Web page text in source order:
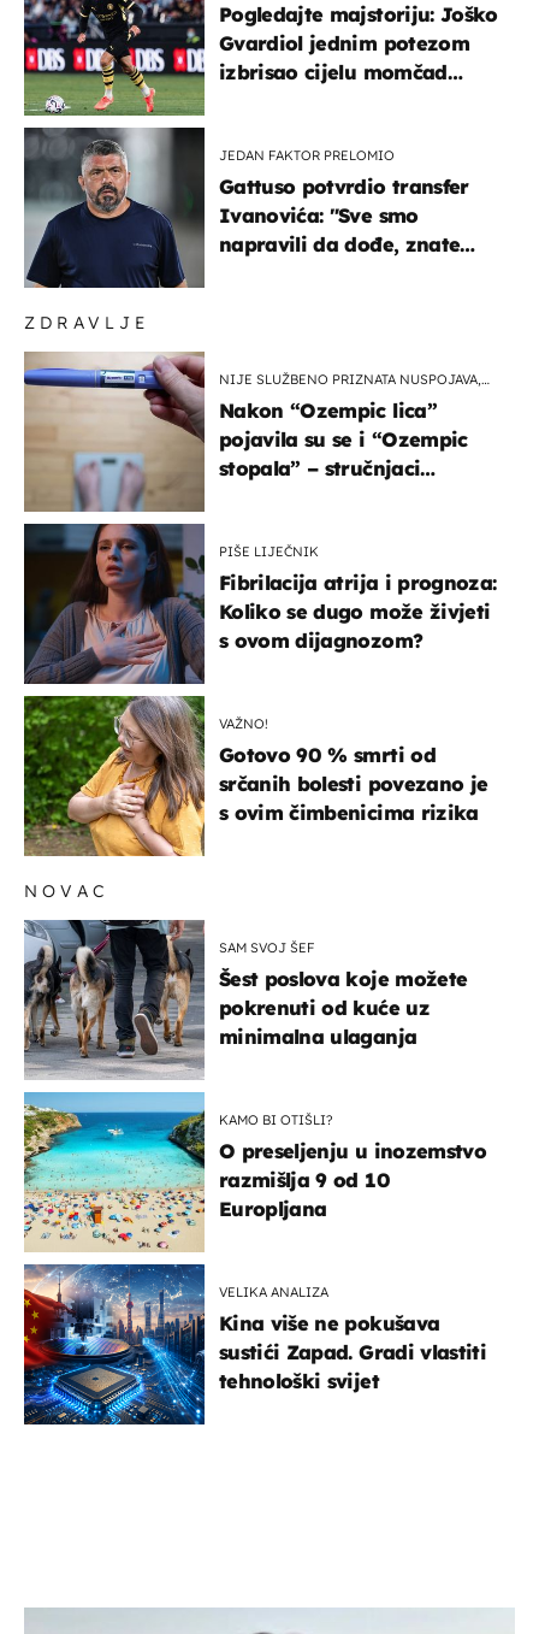
ZDRAVLJE
NIJE SLUŽBENO PRIZNATA NUSPOJAVA,
Nakon “Ozempic lica”
pojavila su se i “Ozempic
stopala” – stručnjaci
PIŠE LIJEČNIK
Fibrilacija atrija i prognoza:
Koliko se dugo može živjeti
s ovom dijagnozom?
VAŽNO!
Gotovo 90 % smrti od
srčanih bolesti povezano je
s ovim čimbenicima rizika
Pogledajte majstoriju: Joško
Gvardiol jednim potezom
izbrisao cijelu momčad
JEDAN FAKTOR PRELOMIO
Gattuso potvrdio transfer
Ivanovića: "Sve smo
napravili da dođe, znate
NOVAC
SAM SVOJ ŠEF
Šest poslova koje možete
pokrenuti od kuće uz
minimalna ulaganja
KAMO BI OTIŠLI?
O preseljenju u inozemstvo
razmišlja 9 od 10
Europljana
VELIKA ANALIZA
Kina više ne pokušava
sustići Zapad. Gradi vlastiti
tehnološki svijet